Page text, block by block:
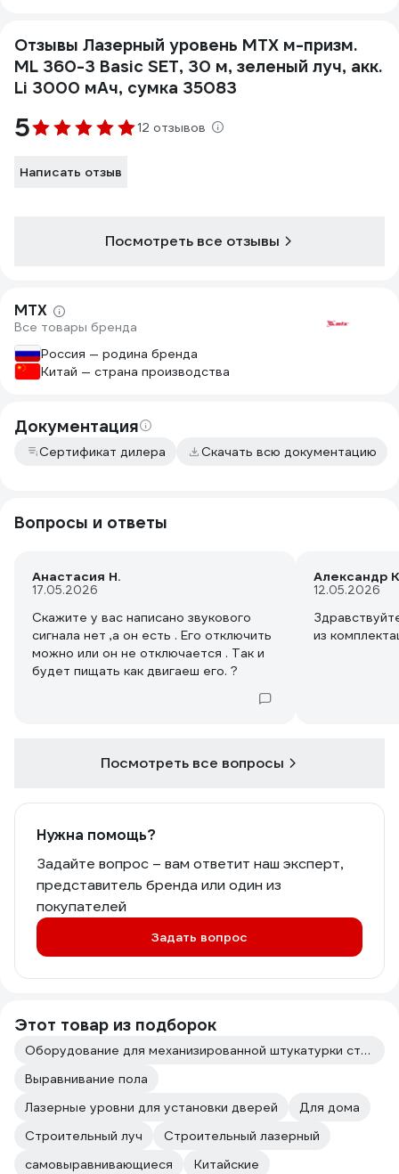
Отзывы Лазерный уровень MTX м-призм.
ML 360-3 Basic SET, 30 м, зеленый луч, акк.
Li 3000 мАч, сумка 35083
5 12 отзывов
Написать отзыв
Посмотреть все отзывы
MTX
Все товары бренда
Россия — родина бренда
Китай — страна производства
Документация
Сертификат дилера Скачать всю документацию
Вопросы и ответы
Анастасия Н.
17.05.2026
Скажите у вас написано звукового
сигнала нет ,а он есть . Его отключить
можно или он не отключается . Так и
будет пищать как двигаеш его. ?
Александр
12.05.2026
из
Посмотреть все вопросы
Нужна помощь?
Задайте вопрос – вам ответит наш эксперт,
представитель бренда или один из
покупателей
Задать вопрос
Этот товар из подборок
Оборудование для механизированной штукатурки стен
Выравнивание пола
Лазерные уровни для установки дверей
Для дома
Строительный луч
Строительный лазерный
самовыравнивающиеся
Китайские